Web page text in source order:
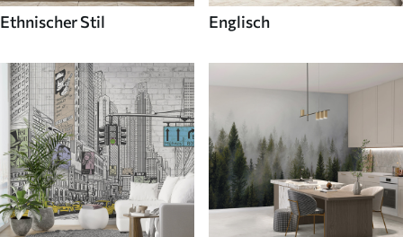
Ethnischer Stil Englisch